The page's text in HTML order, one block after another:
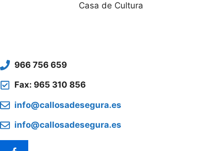
Casa de Cultura
966 756 659
Fax: 965 310 856
info@callosadesegura.es
info@callosadesegura.es